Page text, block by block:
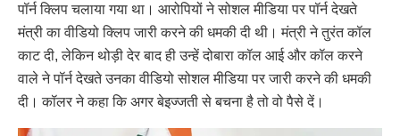
पॉर्न क्लिप चलाया गया था। आरोपियों ने सोशल मीडिया पर पॉर्न देखते
मंत्री का वीडियो क्लिप जारी करने की धमकी दी थी। मंत्री ने तुरंत कॉल
काट दी, लेकिन थोड़ी देर बाद ही उन्हें दोबारा कॉल आई और कॉल करने
वाले ने पॉर्न देखते उनका वीडियो सोशल मीडिया पर जारी करने की धमकी
दी। कॉलर ने कहा कि अगर बेइज्जती से बचना है तो वो पैसे दें।